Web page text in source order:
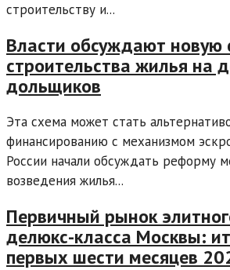
строительству и...
Власти обсуждают новую
строительства жилья на
дольщиков
Эта схема может стать
финансированию с механизмом
России начали обсуждать реформу
возведения жилья...
Первичный рынок
делюкс-класса Москвы:
первых шести месяцев